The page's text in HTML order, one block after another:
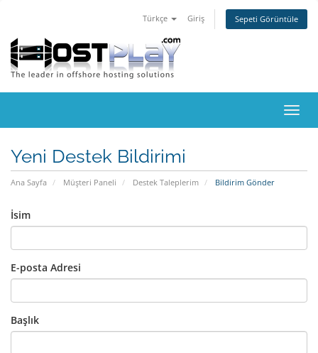
Türkçe Giriş Sepeti Görüntüle
Yeni Destek Bildirimi
Ana Sayfa Müşteri Paneli Destek Taleplerim Bildirim Gönder
İsim
E-posta Adresi
Başlık